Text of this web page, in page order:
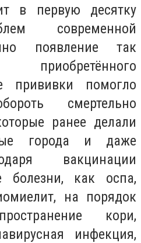
в первую десятку
современной
появление так
прививки помогло
смертельно
ранее делали
города и даже
вакцинации
болезни, как оспа,
на порядок
кори,
инфекция,